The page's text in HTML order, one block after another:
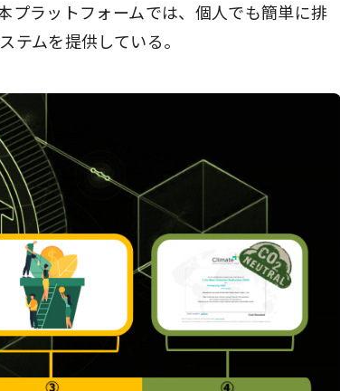
プラットフォームでは、個人でも簡単に排
テムを提供している。